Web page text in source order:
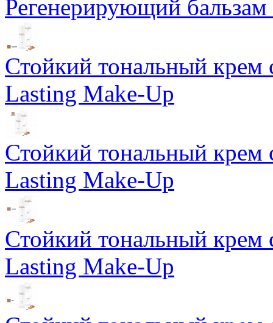
Регенерирующий
Стойкий тональный
Lasting Make-Up
Стойкий тональный
Lasting Make-Up
Стойкий тональный
Lasting Make-Up